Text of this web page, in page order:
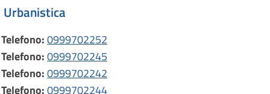
Urbanistica
Telefono:0999702252
Telefono:0999702245
Telefono:0999702242
Telefono:0999702244